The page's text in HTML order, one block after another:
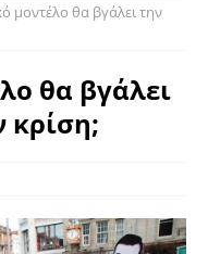
μοντέλο θα βγάλει την
θα βγάλει
κρίση;